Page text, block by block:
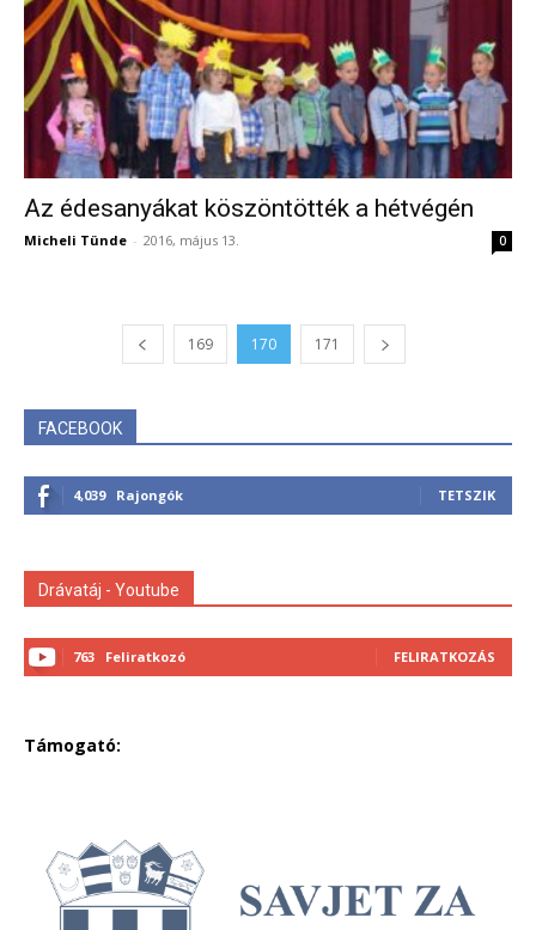
Az édesanyákat köszöntötték a hétvégén
Micheli Tünde - 2016, május 13. 0
169 170 171
FACEBOOK
4,039 Rajongók TETSZIK
Drávatáj - Youtube
763 Feliratkozó FELIRATKOZÁS
Támogató: